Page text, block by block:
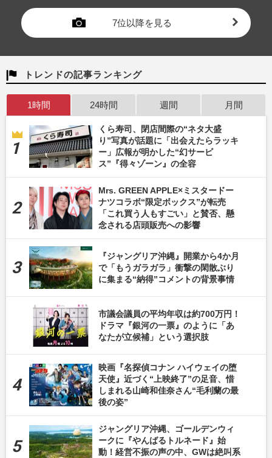
7位以降を見る
トレンドの記事ランキング
1時間 24時間 週間 月間
くら寿司、閉店間際の“ネタ大盛
り”写真が話題に「出会えたらラッキ
ー」広報が明かした“幻サービ
ス”『得々ゾーン』の全容
Mrs. GREEN APPLE×ミスタードー
ナツコラボ“限定ボックス”が転売
「これ買う人もすごい」と賛否、懸
念される店頭販売への影響
『ジャングリア沖縄』開業から4か月
で「もうガラガラ」衝撃の閑散ぶり
に集まる“納得”コメントの背景事情
市議会議員の平均年収は約700万円！
ドラマ『銀河の一票』のように「あ
なたが立候補」という選択肢
映画『名探偵コナン ハイウェイの堕
天使』近づく“上映終了”の足音、惜
しまれる山崎和佳奈さん“毛利蘭の最
後の姿”
ジャングリア沖縄、ゴールデンウィ
ークに『やんばるトルネード』始
動！経営不振の声の中、GWは絶叫系